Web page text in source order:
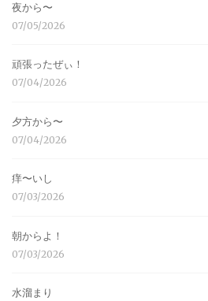
夜から〜
07/05/2026
頑張ったぜぃ！
07/04/2026
夕方から〜
07/04/2026
痒〜いし
07/03/2026
朝からよ！
07/03/2026
水溜まり